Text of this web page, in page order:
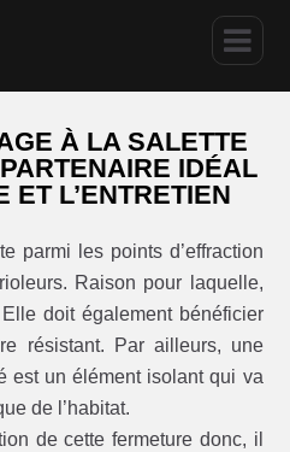
À LA SALETTE
IDÉAL
ET L’ENTRETIEN
parmi les points d’effraction
Raison pour laquelle,
doit également bénéficier
résistant. Par ailleurs, une
est un élément isolant qui va
de l’habitat.
de cette fermeture donc, il